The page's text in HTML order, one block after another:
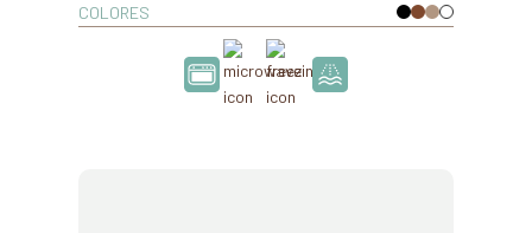
COLORES